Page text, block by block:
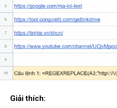
Giải thích: